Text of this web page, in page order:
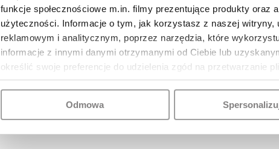
funkcje społecznościowe m.in. filmy prezentujące produkty
użyteczności. Informacje o tym, jak korzystasz z naszej witryny,
reklamowym i analitycznym, poprzez narzędzia, które
informacje z innymi danymi otrzymanymi od Ciebie lub
określić swoje preferencje do udzielenia zgód na przetwarzanie
Odmowa